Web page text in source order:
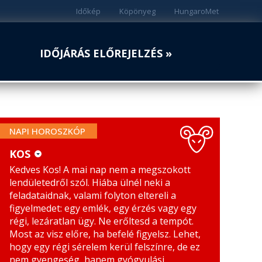
HungaroMet
Köpönyeg
Időkép
IDŐJÁRÁS ELŐREJELZÉS »
NAPI HOROSZKÓP
KOS
BIKA
IKREK
RÁK
MÉRLEG
SKORPIÓ
NYILAS
BAK
KOS
Kedves Kos! A mai nap nem a megszokott
lendületedről szól. Hiába ülnél neki a
feladataidnak, valami folyton eltereli a
figyelmedet: egy emlék, egy érzés vagy egy
régi, lezáratlan ügy. Ne erőltesd a tempót.
Most az visz előre, ha befelé figyelsz. Lehet,
hogy egy régi sérelem kerül felszínre, de ez